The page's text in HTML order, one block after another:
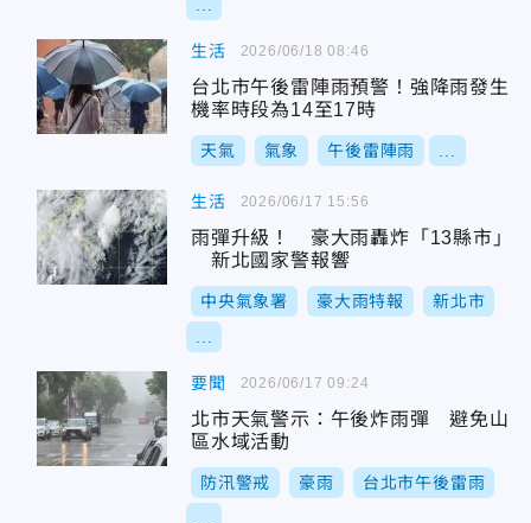
生活
台北市午後雷陣雨預警！強降雨發生
機率時段為14至17時
天氣 氣象 午後雷陣雨
2026/06/18 08:46
生活
雨彈升級！ 豪大雨轟炸「13縣市」
新北國家警報響
中央氣象署 豪大雨特報 新北市
2026/06/17 15:56
要聞
北市天氣警示：午後炸雨彈 避免山
區水域活動
防汛警戒 豪雨 台北市午後雷雨
2026/06/17 09:24